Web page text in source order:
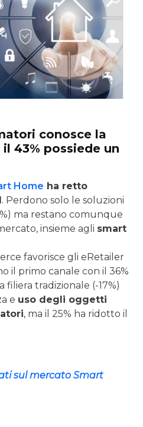
conosce la
43% possiede un
Home ha retto
. Perdono solo le soluzioni
ma restano comunque
insieme agli smart
favorisce gli eRetailer
il primo canale con il 36%
filiera tradizionale (-17%)
e uso degli oggetti
, ma il 25% ha ridotto il
sul mercato Smart